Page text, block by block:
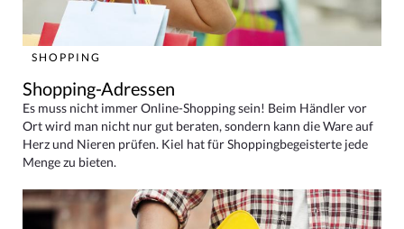
SHOPPING
Shopping-Adressen
Es muss nicht immer Online-Shopping sein! Beim Händler vor
Ort wird man nicht nur gut beraten, sondern kann die Ware auf
Herz und Nieren prüfen. Kiel hat für Shoppingbegeisterte jede
Menge zu bieten.